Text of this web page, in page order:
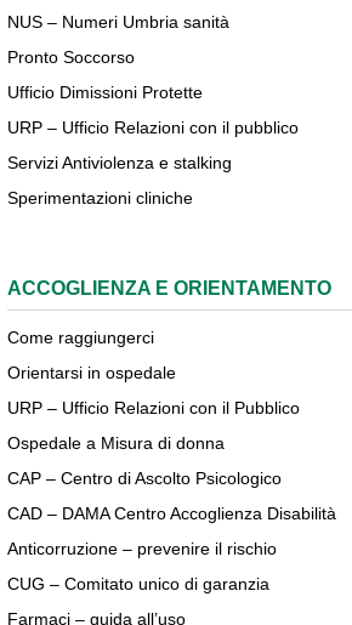
NUS – Numeri Umbria sanità
Pronto Soccorso
Ufficio Dimissioni Protette
URP – Ufficio Relazioni con il pubblico
Servizi Antiviolenza e stalking
Sperimentazioni cliniche
ACCOGLIENZA E ORIENTAMENTO
Come raggiungerci
Orientarsi in ospedale
URP – Ufficio Relazioni con il Pubblico
Ospedale a Misura di donna
CAP – Centro di Ascolto Psicologico
CAD – DAMA Centro Accoglienza Disabilità
Anticorruzione – prevenire il rischio
CUG – Comitato unico di garanzia
Farmaci – guida all’uso